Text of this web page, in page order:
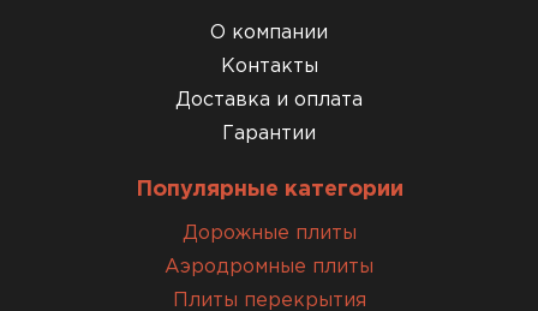
О компании
Контакты
Доставка и оплата
Гарантии
Популярные категории
Дорожные плиты
Аэродромные плиты
Плиты перекрытия